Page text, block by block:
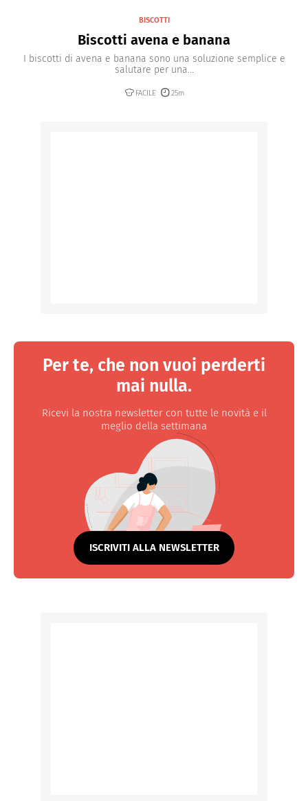
BISCOTTI
Biscotti avena e banana
I biscotti di avena e banana sono una soluzione semplice e
salutare per una...
FACILE 25m
Per te, che non vuoi perderti
mai nulla.
Ricevi la nostra newsletter con tutte le novità e il
meglio della settimana
ISCRIVITI ALLA NEWSLETTER